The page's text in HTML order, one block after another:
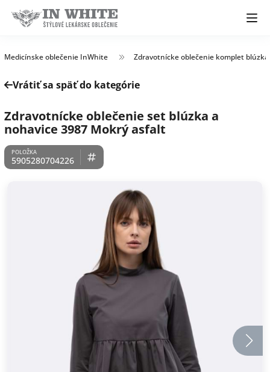
Medicínske oblečenie InWhite Zdravotnícke oblečenie komplet
Vrátiť sa späť do kategórie
Zdravotnícke oblečenie set blúzka a
nohavice 3987 Mokrý asfalt
5905280704226